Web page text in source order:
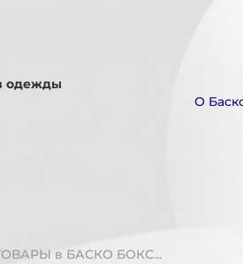
одежды
О
в БАСКО БОКС...